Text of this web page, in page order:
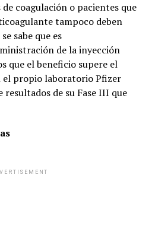
coagulación o pacientes que
tampoco deben
sabe que es
de la inyección
que el beneficio supere el
el propio laboratorio Pfizer
resultados de su Fase III que